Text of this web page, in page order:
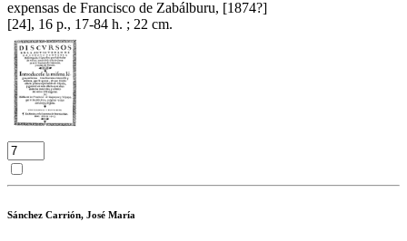
expensas de Francisco de Zabálburu, [1874?]
[24], 16 p., 17-84 h. ; 22 cm.
Sánchez Carrión, José María